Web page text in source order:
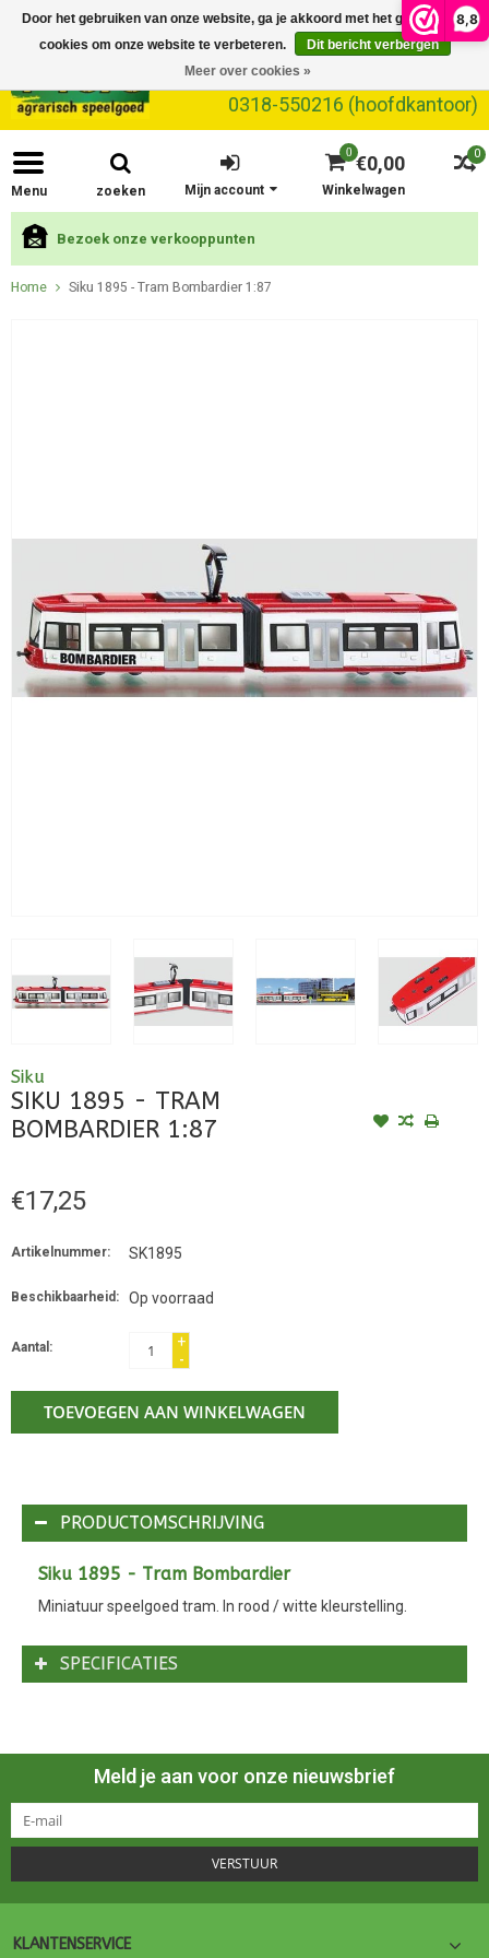
8,8
0318-550216 (hoofdkantoor)
Menu zoeken
0
0 €0,00
Winkelwagen
Mijn account
Bezoek onze verkooppunten
Home Siku 1895 - Tram Bombardier 1:87
Siku
SIKU 1895 - TRAM
BOMBARDIER 1:87
€17,25
Artikelnummer: SK1895
Beschikbaarheid: Op voorraad
Aantal:
+
-
TOEVOEGEN AAN WINKELWAGEN
PRODUCTOMSCHRIJVING
Siku 1895 - Tram Bombardier
Miniatuur speelgoed tram. In rood / witte kleurstelling.
SPECIFICATIES
Meld je aan voor onze nieuwsbrief
VERSTUUR
KLANTENSERVICE
Door het gebruiken van onze website, ga je akkoord met het gebruik van
cookies om onze website te verbeteren.
Dit bericht verbergen
Meer over cookies »